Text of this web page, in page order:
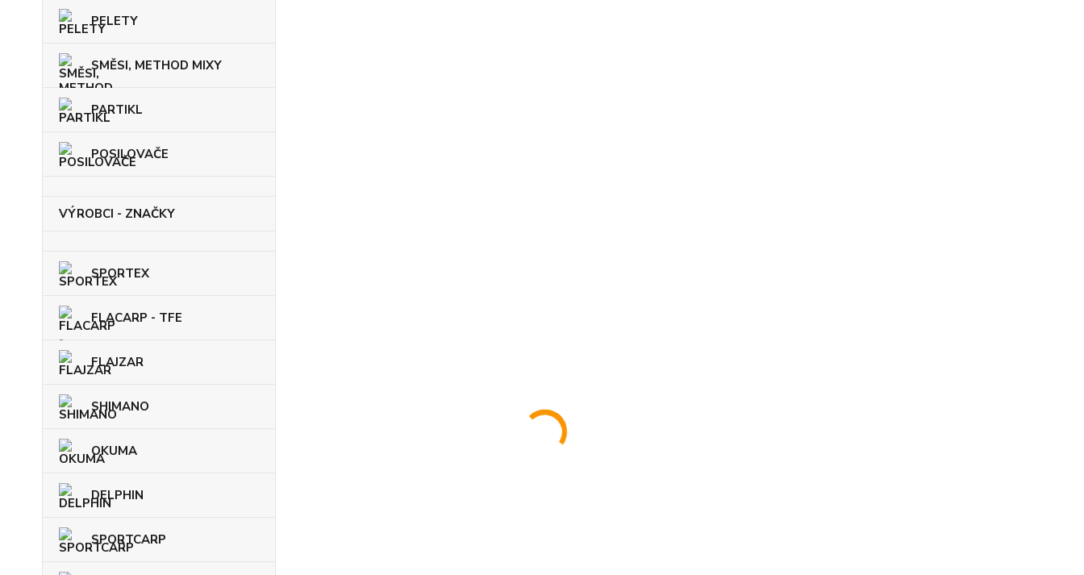
PELETY
SMĚSI, METHOD MIXY
PARTIKL
POSILOVAČE
VÝROBCI - ZNAČKY
SPORTEX
FLACARP - TFE
FLAJZAR
SHIMANO
OKUMA
DELPHIN
SPORTCARP